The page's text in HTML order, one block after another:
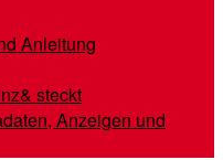
Anleitung
steckt
Anzeigen und